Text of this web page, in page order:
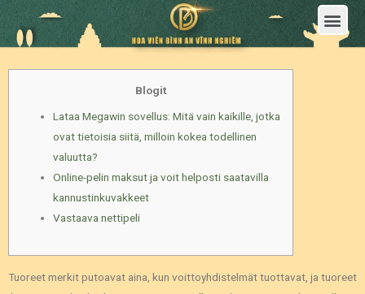
Blogit
Lataa Megawin sovellus: Mitä vain kaikille, jotka
ovat tietoisia siitä, milloin kokea todellinen
valuutta?
Online-pelin maksut ja voit helposti saatavilla
kannustinkuvakkeet
Vastaava nettipeli
Tuoreet merkit putoavat aina, kun voittoyhdistelmät tuottavat, ja tuoreet